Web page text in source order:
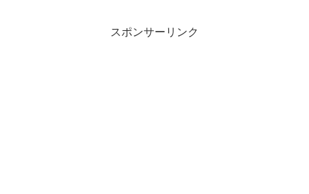
スポンサーリンク